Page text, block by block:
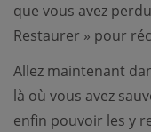
que vous avez
Restaurer » pour
Allez maintenant
là où vous avez
enfin pouvoir les y